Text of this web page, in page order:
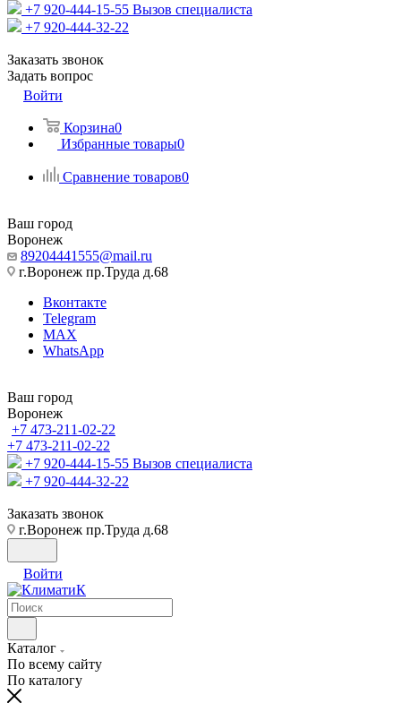
+7 920-444-15-55 Вызов специалиста
+7 920-444-32-22
Заказать звонок
Задать вопрос
Войти
Корзина0
Избранные товары0
Сравнение товаров0
Ваш город
Воронеж
89204441555@mail.ru
г.Воронеж пр.Труда д.68
Вконтакте
Telegram
MAX
WhatsApp
Ваш город
Воронеж
+7 473-211-02-22
+7 473-211-02-22
+7 920-444-15-55 Вызов специалиста
+7 920-444-32-22
Заказать звонок
г.Воронеж пр.Труда д.68
Войти
Каталог
По всему сайту
По каталогу